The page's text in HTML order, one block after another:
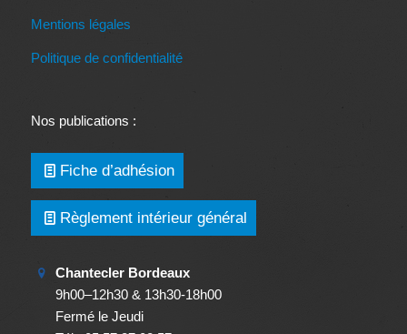
Mentions légales
Politique de confidentialité
Nos publications :
Fiche d’adhésion
Règlement intérieur général
Chantecler Bordeaux
9h00–12h30 & 13h30-18h00
Fermé le Jeudi